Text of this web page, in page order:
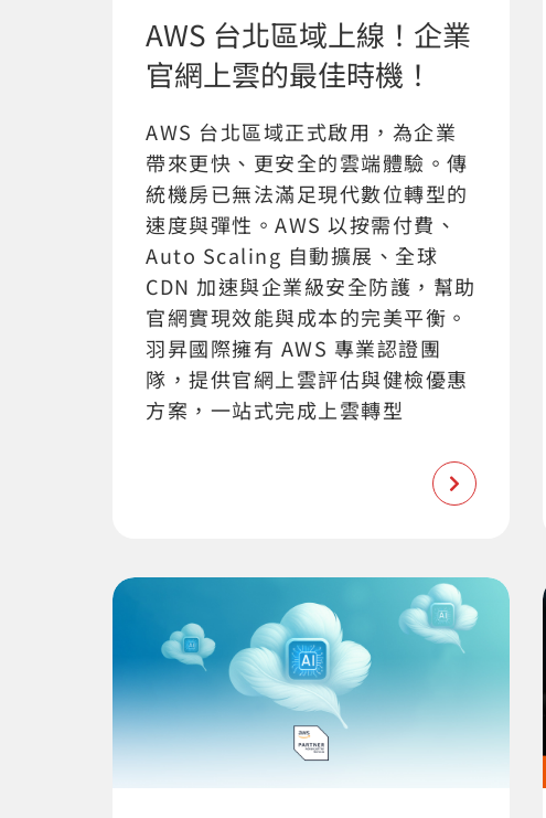
AWS 台北區域上線！企業
官網上雲的最佳時機！
AWS 台北區域正式啟用，為企業
帶來更快、更安全的雲端體驗。傳
統機房已無法滿足現代數位轉型的
速度與彈性。AWS 以按需付費、
Auto Scaling 自動擴展、全球
CDN 加速與企業級安全防護，幫助
官網實現效能與成本的完美平衡。
羽昇國際擁有 AWS 專業認證團
隊，提供官網上雲評估與健檢優惠
方案，一站式完成上雲轉型